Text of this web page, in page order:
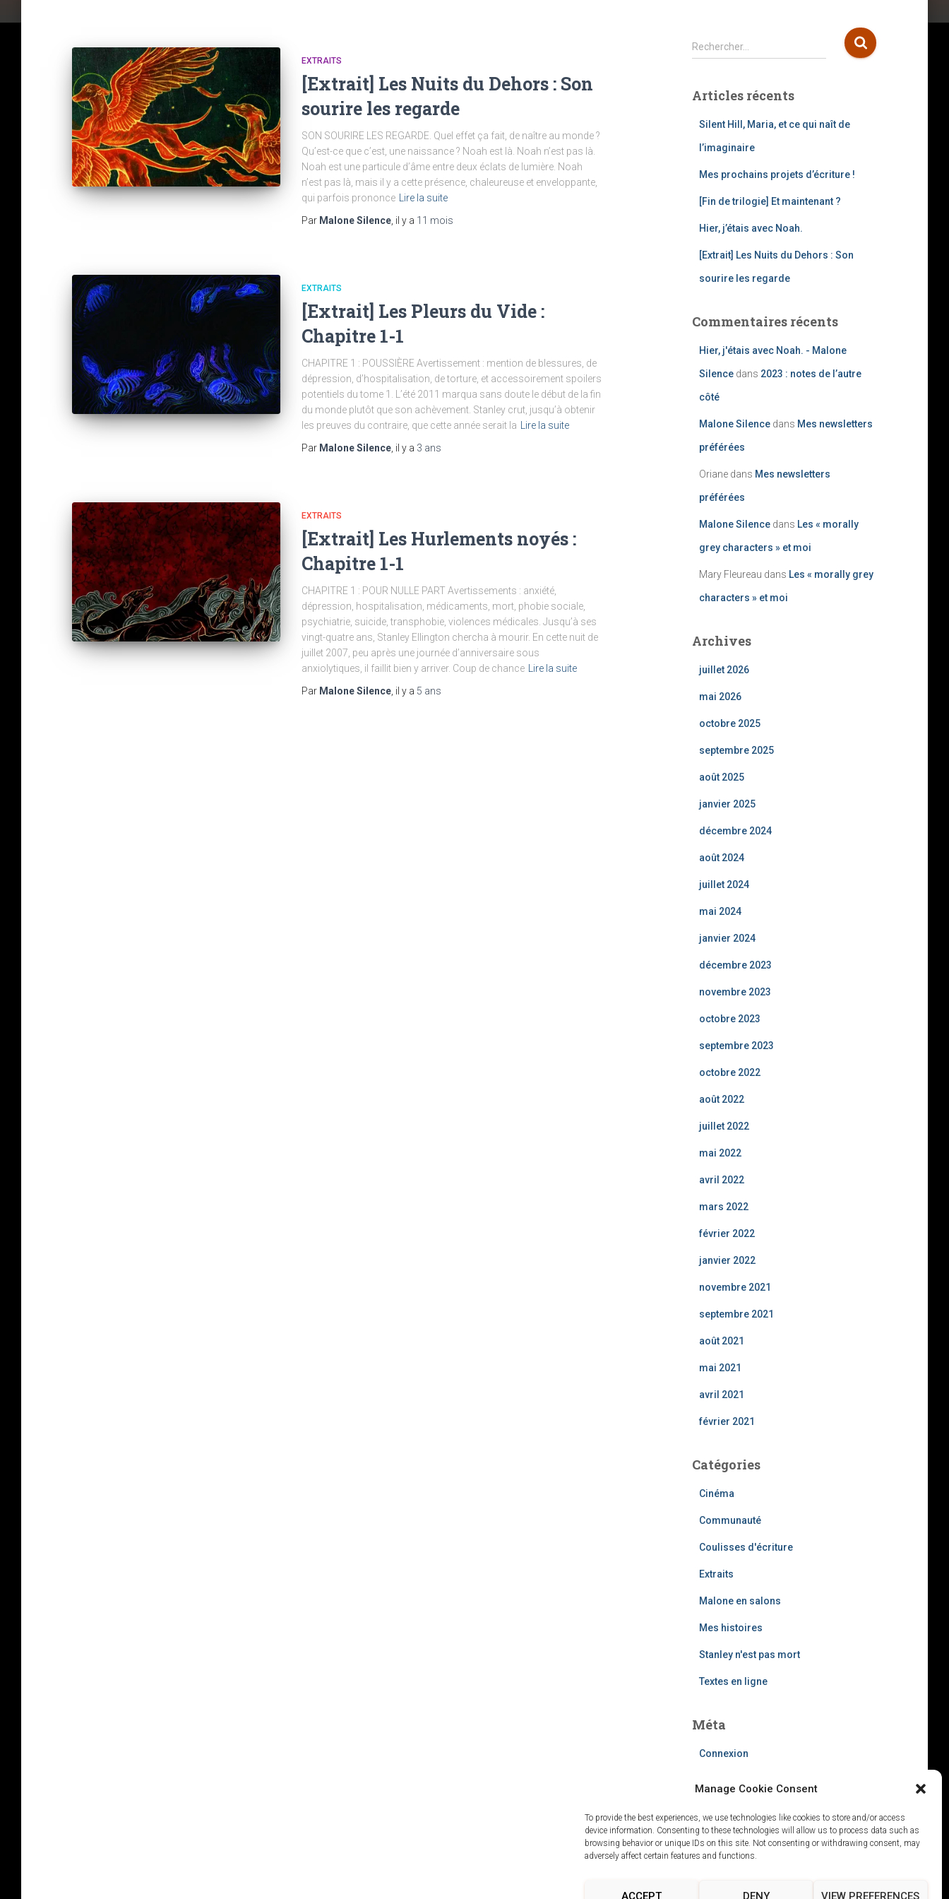
Manage Cookie Consent
To provide the best experiences, we use technologies like cookies to store and/or access
device information. Consenting to these technologies will allow us to process data such as
browsing behavior or unique IDs on this site. Not consenting or withdrawing consent, may
adversely affect certain features and functions.
ACCEPT DENY VIEW PREFERENCES
EXTRAITS
[Extrait] Les Nuits du Dehors : Son
sourire les regarde
SON SOURIRE LES REGARDE. Quel effet ça fait, de naître au monde ?
Qu’est-ce que c’est, une naissance ? Noah est là. Noah n’est pas là.
Noah est une particule d’âme entre deux éclats de lumière. Noah
n’est pas là, mais il y a cette présence, chaleureuse et enveloppante,
qui parfois prononce
Lire la suite
Par Malone Silence , il y a 11 mois
EXTRAITS
[Extrait] Les Pleurs du Vide :
Chapitre 1-1
CHAPITRE 1 : POUSSIÈRE Avertissement : mention de blessures, de
dépression, d’hospitalisation, de torture, et accessoirement spoilers
potentiels du tome 1. L’été 2011 marqua sans doute le début de la fin
du monde plutôt que son achèvement. Stanley crut, jusqu’à obtenir
les preuves du contraire, que cette année serait la
Lire la suite
Par Malone Silence , il y a 3 ans
EXTRAITS
[Extrait] Les Hurlements noyés :
Chapitre 1-1
CHAPITRE 1 : POUR NULLE PART Avertissements : anxiété,
dépression, hospitalisation, médicaments, mort, phobie sociale,
psychiatrie, suicide, transphobie, violences médicales. Jusqu’à ses
vingt-quatre ans, Stanley Ellington chercha à mourir. En cette nuit de
juillet 2007, peu après une journée d’anniversaire sous
anxiolytiques, il faillit bien y arriver. Coup de chance
Lire la suite
Par Malone Silence , il y a 5 ans
R
e
e
Rechercher…
Articles récents
Silent Hill, Maria, et ce qui naît de
l’imaginaire
Mes prochains projets d’écriture !
[Fin de trilogie] Et maintenant ?
Hier, j’étais avec Noah.
[Extrait] Les Nuits du Dehors : Son
sourire les regarde
Commentaires récents
Hier, j'étais avec Noah. - Malone
Silencedans 2023 : notes de l’autre
côté
Malone Silencedans Mes newsletters
préférées
Orianedans Mes newsletters
préférées
Malone Silencedans Les « morally
grey characters » et moi
Mary Fleureau dans Les « morally grey
characters » et moi
Archives
juillet 2026
mai 2026
octobre 2025
septembre 2025
août 2025
janvier 2025
décembre 2024
août 2024
juillet 2024
mai 2024
janvier 2024
décembre 2023
novembre 2023
octobre 2023
septembre 2023
octobre 2022
août 2022
juillet 2022
mai 2022
avril 2022
mars 2022
février 2022
janvier 2022
novembre 2021
septembre 2021
août 2021
mai 2021
avril 2021
février 2021
Catégories
Cinéma
Communauté
Coulisses d'écriture
Extraits
Malone en salons
Mes histoires
Stanley n'est pas mort
Textes en ligne
Méta
Connexion
Site de WordPress-FR